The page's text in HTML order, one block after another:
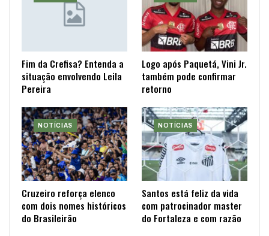
Fim da Crefisa? Entenda a
situação envolvendo Leila
Pereira
Logo após Paquetá, Vini Jr.
também pode confirmar
retorno
NOTÍCIAS
Cruzeiro reforça elenco
com dois nomes históricos
do Brasileirão
NOTÍCIAS
Santos está feliz da vida
com patrocinador master
do Fortaleza e com razão